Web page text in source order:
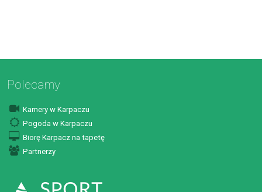
Polecamy
Kamery w Karpaczu
Pogoda w Karpaczu
Biorę Karpacz na tapetę
Partnerzy